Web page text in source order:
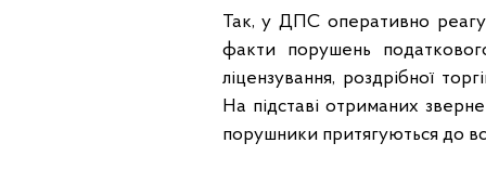
Так, у ДПС оперативно
факти порушень
ліцензування, роздрібної
На підставі отриманих
порушники притягуються до